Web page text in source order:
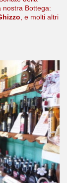
nostra Bottega:
, e molti altri